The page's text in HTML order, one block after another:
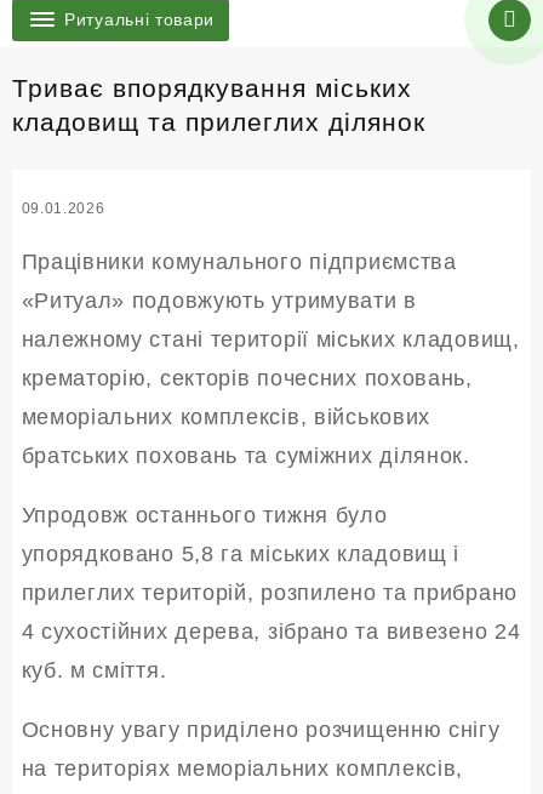
Ритуальні товари
Триває впорядкування міських
кладовищ та прилеглих ділянок
09.01.2026
Працівники комунального підприємства
«Ритуал» подовжують утримувати в
належному стані території міських кладовищ,
крематорію, секторів почесних поховань,
меморіальних комплексів, військових
братських поховань та суміжних ділянок.
Упродовж останнього тижня було
упорядковано 5,8 га міських кладовищ і
прилеглих територій, розпилено та прибрано
4 сухостійних дерева, зібрано та вивезено 24
куб. м сміття.
Основну увагу приділено розчищенню снігу
на територіях меморіальних комплексів,